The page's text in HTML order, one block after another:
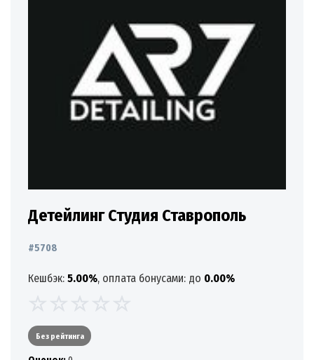
Детейлинг Студия Ставрополь
#5708
Кешбэк: 5.00%, оплата бонусами: до 0.00%
Без рейтинга